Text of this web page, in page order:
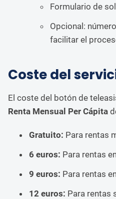
Formulario de
Opcional:
facilitar el
Coste del
El coste del botón de
Renta Mensual Per Cápita
Gratuito: Para rentas
6 euros: Para rentas
9 euros: Para rentas
12 euros: Para rentas